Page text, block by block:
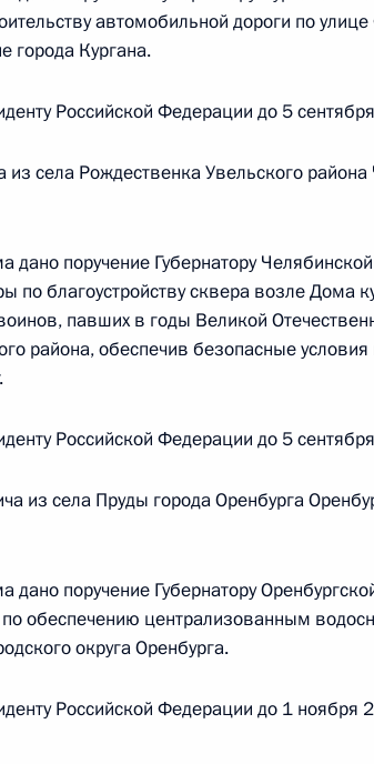
данного по итогам личного приёма в
Республики Крым, проведённого по
в Приёмной Президента Российской
19 февраля 2019 года
данного по итогам личного приёма в
Крым, проведённого по
Федерации Сергеем
по приёму граждан в Москве 2
личного приёма в режиме видео-
округа, проведённого по поручению
автомобильной дороги по
города Кургана.
Российской Федерации до 5
села Рождественка Увельского
дано поручение Губернатору
по благоустройству сквера возле Дома
павших в годы Великой
района, обеспечив безопасные
Российской Федерации до 5
из села Пруды города Оренбурга
дано поручение Губернатору
обеспечению централизованным
округа Оренбурга.
Российской Федерации до 1 ноября